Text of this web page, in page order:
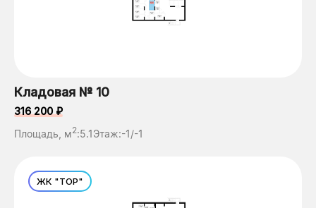
Кладовая № 10
316 200 ₽
Площадь, м2:5.1Этаж:-1/-1
ЖК "ТОР"